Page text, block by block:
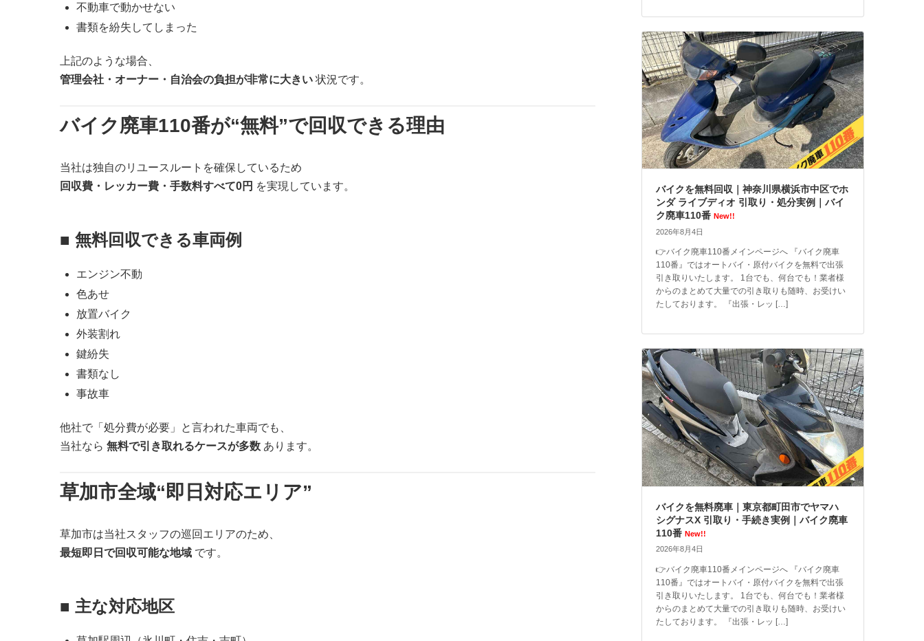
不動車で動かせない
書類を紛失してしまった
上記のような場合、
管理会社・オーナー・自治会の負担が非常に大きい 状況です。
バイク廃車110番が“無料”で回収できる理由
当社は独自のリユースルートを確保しているため
回収費・レッカー費・手数料すべて0円 を実現しています。
■ 無料回収できる車両例
エンジン不動
色あせ
放置バイク
外装割れ
鍵紛失
書類なし
事故車
他社で「処分費が必要」と言われた車両でも、
当社なら 無料で引き取れるケースが多数 あります。
草加市全域“即日対応エリア”
草加市は当社スタッフの巡回エリアのため、
最短即日で回収可能な地域 です。
■ 主な対応地区
バイクを無料回収｜神奈川県横浜市中区でホ
ンダ ライブディオ 引取り・処分実例｜バイ
ク廃車110番 New!!
2026年8月4日
👉バイク廃車110番メインページへ 『バイク廃車
110番』ではオートバイ・原付バイクを無料で出張
引き取りいたします。 1台でも、何台でも！業者様
からのまとめて大量での引き取りも随時、お受けい
たしております。 『出張・レッ […]
バイクを無料廃車｜東京都町田市でヤマハ
シグナスX 引取り・手続き実例｜バイク廃車
110番 New!!
2026年8月4日
👉バイク廃車110番メインページへ 『バイク廃車
110番』ではオートバイ・原付バイクを無料で出張
引き取りいたします。 1台でも、何台でも！業者様
からのまとめて大量での引き取りも随時、お受けい
たしております。 『出張・レッ […]